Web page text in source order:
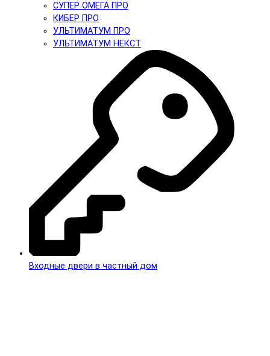
СУПЕР ОМЕГА ПРО
КИБЕР ПРО
УЛЬТИМАТУМ ПРО
УЛЬТИМАТУМ НЕКСТ
Входные двери в частный дом